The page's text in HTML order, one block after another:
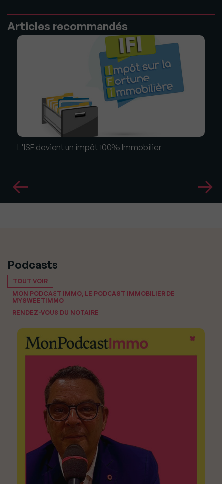
Articles recommandés
L'ISF devient un impôt 100% Immobilier
Podcasts
TOUT VOIR
MON PODCAST IMMO, LE PODCAST IMMOBILIER DE
MYSWEETIMMO
RENDEZ-VOUS DU NOTAIRE